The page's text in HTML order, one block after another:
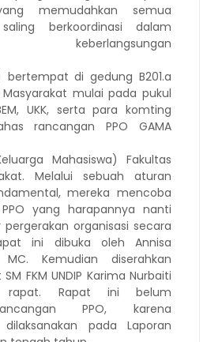
memudahkan semua
berkoordinasi dalam
keberlangsungan
bertempat di gedung B201.a
mulai pada pukul
UKK, serta para komting
rancangan PPO GAMA
Mahasiswa) Fakultas
Melalui sebuah aturan
mereka mencoba
yang harapannya nanti
organisasi secara
ini dibuka oleh Annisa
Kemudian diserahkan
FKM UNDIP Karima Nurbaiti
rapat. Rapat ini belum
PPO, karena
pada Laporan